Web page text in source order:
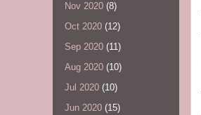
Nov 2020 (8)
Oct 2020 (12)
Sep 2020 (11)
Aug 2020 (10)
Jul 2020 (10)
Jun 2020 (15)